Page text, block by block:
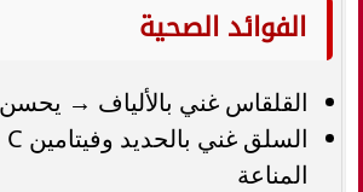
الفوائد الصحية
القلقاس غني بالألياف →
المناعة